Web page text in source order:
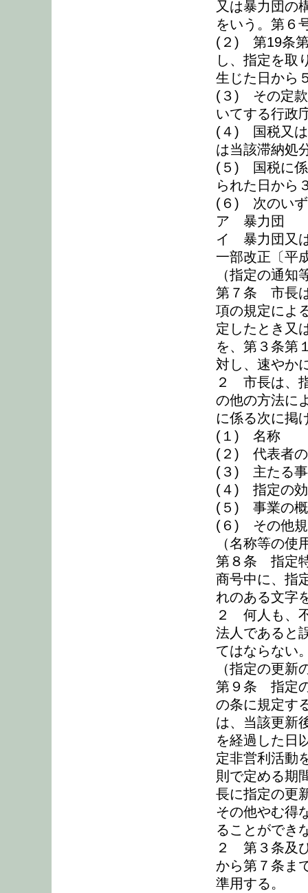
又は暴力団の
をいう。第６
(２) 第19条第
し、指定を取
生じた日から
(３) その定款
いてする行政
(４) 国税又は
は当該滞納処
(５) 国税に係
られた日から
(６) 次のいず
ア 暴力団
イ 暴力団又
一部改正〔平
（指定の通知
第７条 市長
項の規定によ
定したとき又
を、第３条第
対し、速やか
２ 市長は、
の他の方法に
に係る次に掲
(１) 名称
(２) 代表者
(３) 主たる事
(４) 指定の効
(５) 事業の
(６) その他規
（名称等の使
第８条 指定
商号中に、指
れのある文字
２ 何人も、
法人であると
てはならない
（指定の更新
第９条 指定
の条に規定す
は、当該更新
を経過した日
定非営利活動
則で定める期
長に指定の更
その他やむ得
ることができ
２ 第３条及
から第７条ま
準用する。